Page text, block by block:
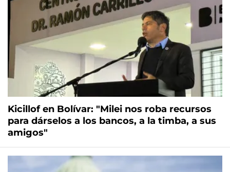
Kicillof en Bolívar: "Milei nos roba recursos
para dárselos a los bancos, a la timba, a sus
amigos"